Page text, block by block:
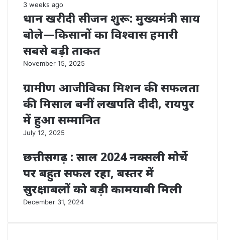
3 weeks ago
धान खरीदी सीजन शुरू: मुख्यमंत्री साय
बोले—किसानों का विश्वास हमारी
सबसे बड़ी ताकत
November 15, 2025
ग्रामीण आजीविका मिशन की सफलता
की मिसाल बनीं लखपति दीदी, रायपुर
में हुआ सम्मानित
July 12, 2025
छत्तीसगढ़ : साल 2024 नक्सली मोर्चे
पर बहुत सफल रहा, बस्तर में
सुरक्षाबलों को बड़ी कामयाबी मिली
December 31, 2024